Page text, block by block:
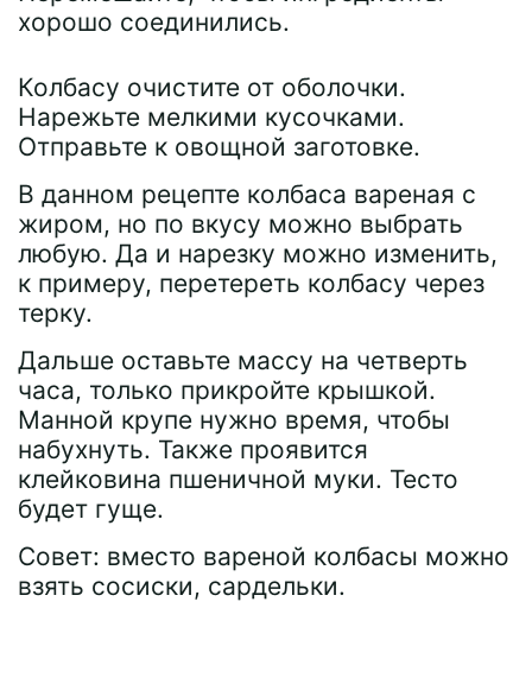
хорошо соединились.
Колбасу очистите от оболочки.
Нарежьте мелкими кусочками.
Отправьте к овощной заготовке.
В данном рецепте колбаса вареная с
жиром, но по вкусу можно выбрать
любую. Да и нарезку можно изменить,
к примеру, перетереть колбасу через
терку.
Дальше оставьте массу на четверть
часа, только прикройте крышкой.
Манной крупе нужно время, чтобы
набухнуть. Также проявится
клейковина пшеничной муки. Тесто
будет гуще.
Совет: вместо вареной колбасы можно
взять сосиски, сардельки.